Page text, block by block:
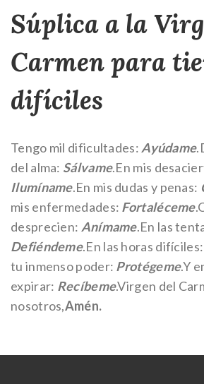
Súplica a la
Carmen para
difíciles
Tengo mil dificultades: Ayúdame.
del alma: Sálvame.En mis
Ilumíname.En mis dudas y penas:
mis enfermedades: Fortaléceme.
desprecien: Anímame.En las
Defiéndeme.En las horas difíciles:
tu inmenso poder: Protégeme.Y
expirar: Recíbeme.Virgen del
nosotros,Amén.